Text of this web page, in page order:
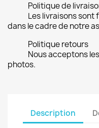
Politique de
Les livraisons sont
dans le cadre de notre
Politique retours
Nous acceptons
photos.
Description